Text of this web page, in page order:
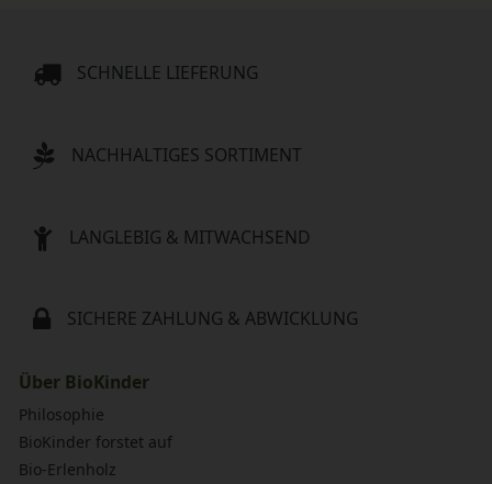
SCHNELLE LIEFERUNG
NACHHALTIGES SORTIMENT
LANGLEBIG & MITWACHSEND
SICHERE ZAHLUNG & ABWICKLUNG
Über BioKinder
Philosophie
BioKinder forstet auf
Bio-Erlenholz